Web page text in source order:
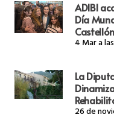
ADIBI
Día
Castellón
4 Mar a
La
26 de